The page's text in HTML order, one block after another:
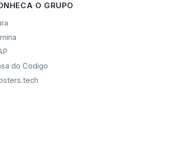
O GRUPO
do Codigo